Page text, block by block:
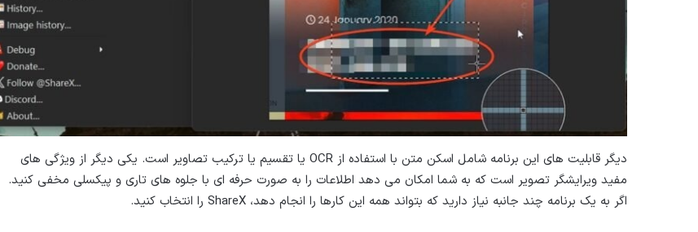
دیگر قابلیت های این برنامه شامل اسکن متن با استفاده از OCR یا تقسیم یا ترکیب تصاویر است. یکی دیگر از ویژگی های
مفید ویرایشگر تصویر است که به شما امکان می دهد اطلاعات را به صورت حرفه ای با جلوه های تاری و پیکسلی مخفی کنید.
اگر به یک برنامه چند جانبه نیاز دارید که بتواند همه این کارها را انجام دهد، ShareX را انتخاب کنید.